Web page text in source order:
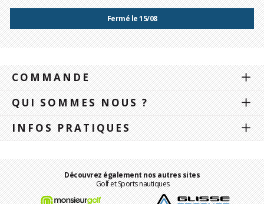
Fermé le 15/08
COMMANDE
QUI SOMMES NOUS ?
INFOS PRATIQUES
Découvrez également nos autres sites
Golf et Sports nautiques